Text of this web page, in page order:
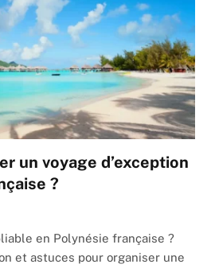
un voyage d’exception
?
en Polynésie française ?
et astuces pour organiser une